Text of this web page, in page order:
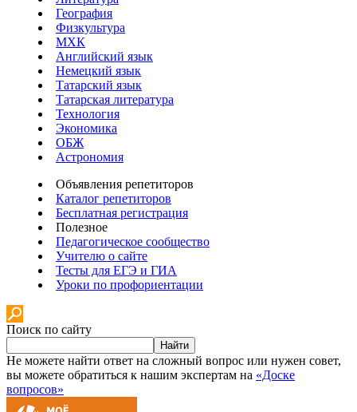
География
Физкультура
МХК
Английский язык
Немецкий язык
Татарский язык
Татарская литература
Технология
Экономика
ОБЖ
Астрономия
Объявления репетиторов
Каталог репетиторов
Бесплатная регистрация
Полезное
Педагогическое сообщество
Учителю о сайте
Тесты для ЕГЭ и ГИА
Уроки по профориентации
Поиск по сайту
Найти
Не можете найти ответ на сложный вопрос или нужен совет,
вы можете обратиться к нашим экспертам на «Доске
вопросов»